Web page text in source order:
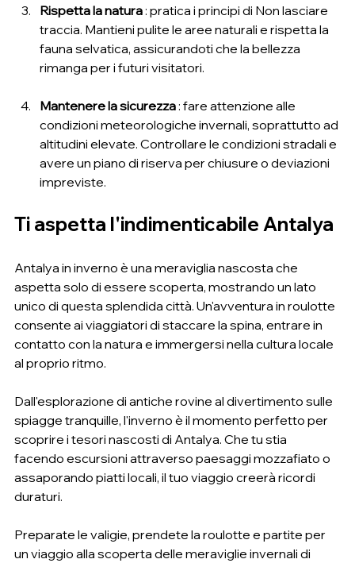
Rispetta la natura : pratica i principi di Non lasciare
traccia. Mantieni pulite le aree naturali e rispetta la
fauna selvatica, assicurandoti che la bellezza
rimanga per i futuri visitatori.
Mantenere la sicurezza : fare attenzione alle
condizioni meteorologiche invernali, soprattutto ad
altitudini elevate. Controllare le condizioni stradali e
avere un piano di riserva per chiusure o deviazioni
impreviste.
Ti aspetta l'indimenticabile Antalya
Antalya in inverno è una meraviglia nascosta che
aspetta solo di essere scoperta, mostrando un lato
unico di questa splendida città. Un'avventura in roulotte
consente ai viaggiatori di staccare la spina, entrare in
contatto con la natura e immergersi nella cultura locale
al proprio ritmo.
Dall'esplorazione di antiche rovine al divertimento sulle
spiagge tranquille, l'inverno è il momento perfetto per
scoprire i tesori nascosti di Antalya. Che tu stia
facendo escursioni attraverso paesaggi mozzafiato o
assaporando piatti locali, il tuo viaggio creerà ricordi
duraturi.
Preparate le valigie, prendete la roulotte e partite per
un viaggio alla scoperta delle meraviglie invernali di